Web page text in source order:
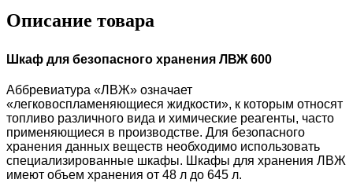
Описание товара
Шкаф для безопасного хранения ЛВЖ 600
Аббревиатура «ЛВЖ» означает
«легковоспламеняющиеся жидкости», к которым относят
топливо различного вида и химические реагенты, часто
применяющиеся в производстве. Для безопасного
хранения данных веществ необходимо использовать
специализированные шкафы. Шкафы для хранения ЛВЖ
имеют объем хранения от 48 л до 645 л.